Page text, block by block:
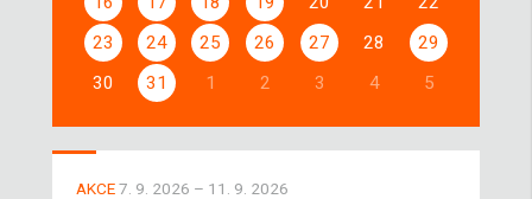
23
24 25 26 27 28
29
30
31 1 2 3 4 5
AKCE7. 9. 2026 – 11. 9. 2026